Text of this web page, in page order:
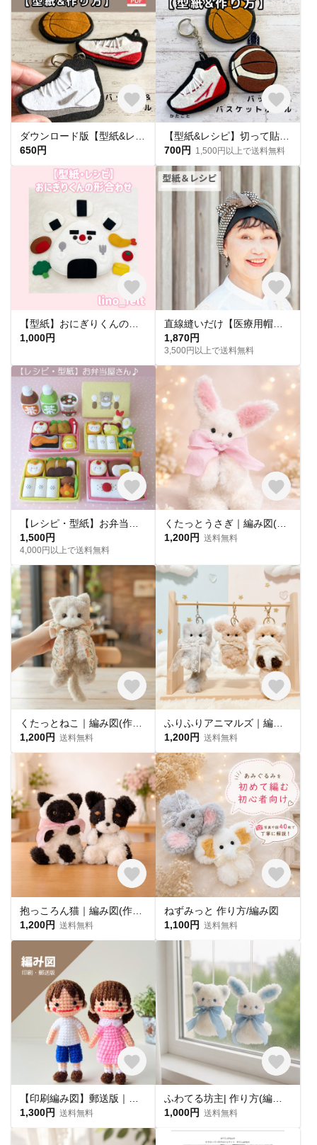
650円
700円
1,500円以上で送料無料
1,000円
1,870円
3,500円以上で送料無料
1,500円
4,000円以上で送料無料
1,200円 送料無料
1,200円 送料無料
1,200円 送料無料
1,200円 送料無料
ねずみっと 作り方/編み図
1,100円 送料無料
1,300円 送料無料
1,000円 送料無料